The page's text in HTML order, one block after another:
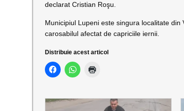
declarat Cristian Roşu.
Municipiul Lupeni este singura localitate
carosabilul afectat de capriciile iernii.
Distribuie acest articol